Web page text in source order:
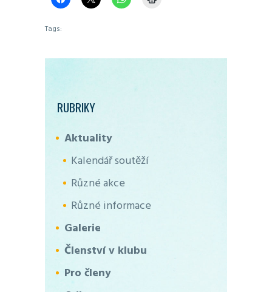
Tags:
RUBRIKY
Aktuality
Kalendář soutěží
Různé akce
Různé informace
Galerie
Členství v klubu
Pro členy